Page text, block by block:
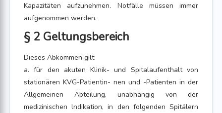
Kapazitäten aufzunehmen. Notfälle müssen immer
aufgenommen werden.
§ 2 Geltungsbereich
Dieses Abkommen gilt:
a. für den akuten Klinik- und Spitalaufenthalt von
stationären KVG-Patientin- nen und -Patienten in der
Allgemeinen Abteilung, unabhängig von der
medizinischen lndikation, in den folgenden Spitälern